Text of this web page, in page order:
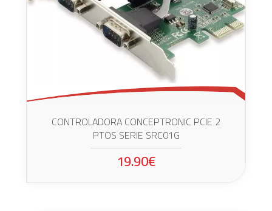
CONTROLADORA CONCEPTRONIC PCIE 2
PTOS SERIE SRC01G
19.90€